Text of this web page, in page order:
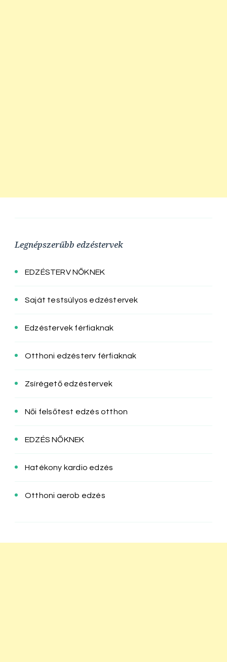
Legnépszerűbb edzéstervek
EDZÉSTERV NŐKNEK
Saját testsúlyos edzéstervek
Edzéstervek férfiaknak
Otthoni edzésterv férfiaknak
Zsírégető edzéstervek
Női felsőtest edzés otthon
EDZÉS NŐKNEK
Hatékony kardio edzés
Otthoni aerob edzés